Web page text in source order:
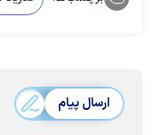
ارسال پیام